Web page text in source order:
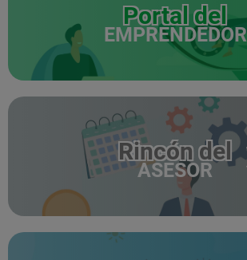
Portal del
EMPRENDEDOR
Rincón del
ASESOR